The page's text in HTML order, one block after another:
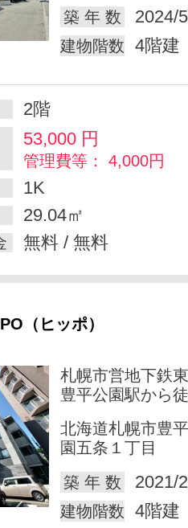
築 年 数
2024/
建物階数 4階建
2階
53,000円
管理費等： 4,000円
1K
29.04㎡
無料 / 無料
（ヒッポ）
札幌市営地下鉄
豊平公園駅から
北海道札幌市豊
園五条１丁目
築 年 数
2021/
建物階数 4階建